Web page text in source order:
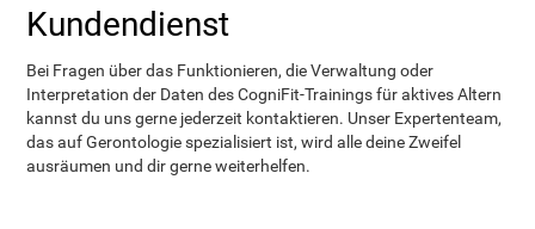
Kundendienst
Bei Fragen über das Funktionieren, die Verwaltung oder
Interpretation der Daten des CogniFit-Trainings für aktives Altern
kannst du uns gerne jederzeit kontaktieren. Unser Expertenteam,
das auf Gerontologie spezialisiert ist, wird alle deine Zweifel
ausräumen und dir gerne weiterhelfen.